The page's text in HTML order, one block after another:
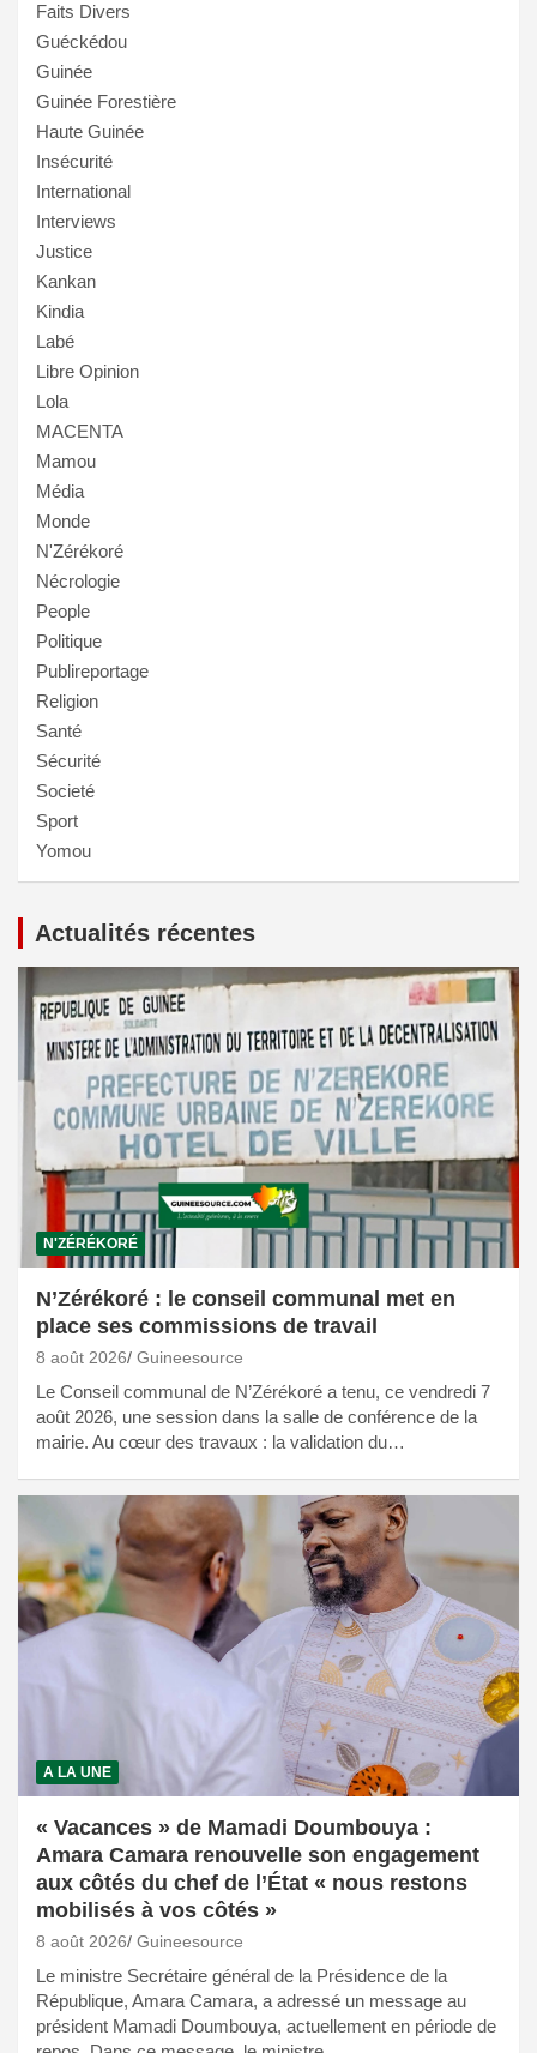
Faits Divers
Guéckédou
Guinée
Guinée Forestière
Haute Guinée
Insécurité
International
Interviews
Justice
Kankan
Kindia
Labé
Libre Opinion
Lola
MACENTA
Mamou
Média
Monde
N'Zérékoré
Nécrologie
People
Politique
Publireportage
Religion
Santé
Sécurité
Societé
Sport
Yomou
Actualités récentes
N'ZÉRÉKORÉ
N’Zérékoré : le conseil communal met en
place ses commissions de travail
8 août 2026 Guineesource
Le Conseil communal de N’Zérékoré a tenu, ce vendredi 7
août 2026, une session dans la salle de conférence de la
mairie. Au cœur des travaux : la validation du…
A LA UNE
« Vacances » de Mamadi Doumbouya :
Amara Camara renouvelle son engagement
aux côtés du chef de l’État « nous restons
mobilisés à vos côtés »
8 août 2026 Guineesource
Le ministre Secrétaire général de la Présidence de la
République, Amara Camara, a adressé un message au
président Mamadi Doumbouya, actuellement en période de